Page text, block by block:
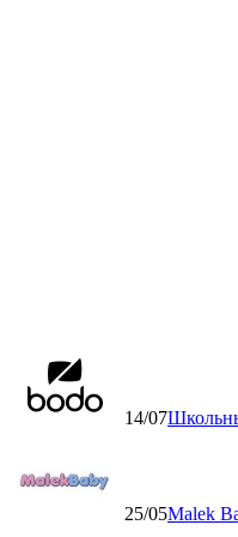
14/07
25/05Malek